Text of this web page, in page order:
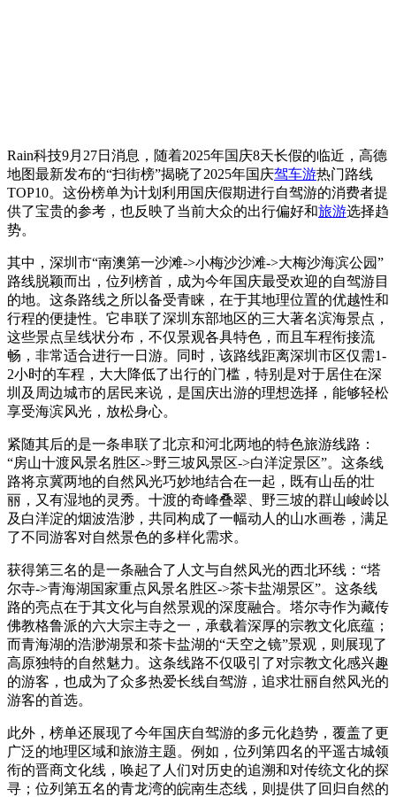
Rain科技9月27日消息，随着2025年国庆8天长假的临近，高德
地图最新发布的“扫街榜”揭晓了2025年国庆驾车游热门路线
TOP10。这份榜单为计划利用国庆假期进行自驾游的消费者提
供了宝贵的参考，也反映了当前大众的出行偏好和旅游选择趋
势。
其中，深圳市“南澳第一沙滩->小梅沙沙滩->大梅沙海滨公园”
路线脱颖而出，位列榜首，成为今年国庆最受欢迎的自驾游目
的地。这条路线之所以备受青睐，在于其地理位置的优越性和
行程的便捷性。它串联了深圳东部地区的三大著名滨海景点，
这些景点呈线状分布，不仅景观各具特色，而且车程衔接流
畅，非常适合进行一日游。同时，该路线距离深圳市区仅需1-
2小时的车程，大大降低了出行的门槛，特别是对于居住在深
圳及周边城市的居民来说，是国庆出游的理想选择，能够轻松
享受海滨风光，放松身心。
紧随其后的是一条串联了北京和河北两地的特色旅游线路：
“房山十渡风景名胜区->野三坡风景区->白洋淀景区”。这条线
路将京冀两地的自然风光巧妙地结合在一起，既有山岳的壮
丽，又有湿地的灵秀。十渡的奇峰叠翠、野三坡的群山峻岭以
及白洋淀的烟波浩渺，共同构成了一幅动人的山水画卷，满足
了不同游客对自然景色的多样化需求。
获得第三名的是一条融合了人文与自然风光的西北环线：“塔
尔寺->青海湖国家重点风景名胜区->茶卡盐湖景区”。这条线
路的亮点在于其文化与自然景观的深度融合。塔尔寺作为藏传
佛教格鲁派的六大宗主寺之一，承载着深厚的宗教文化底蕴；
而青海湖的浩渺湖景和茶卡盐湖的“天空之镜”景观，则展现了
高原独特的自然魅力。这条线路不仅吸引了对宗教文化感兴趣
的游客，也成为了众多热爱长线自驾游，追求壮丽自然风光的
游客的首选。
此外，榜单还展现了今年国庆自驾游的多元化趋势，覆盖了更
广泛的地理区域和旅游主题。例如，位列第四名的平遥古城领
衔的晋商文化线，唤起了人们对历史的追溯和对传统文化的探
寻；位列第五名的青龙湾的皖南生态线，则提供了回归自然的